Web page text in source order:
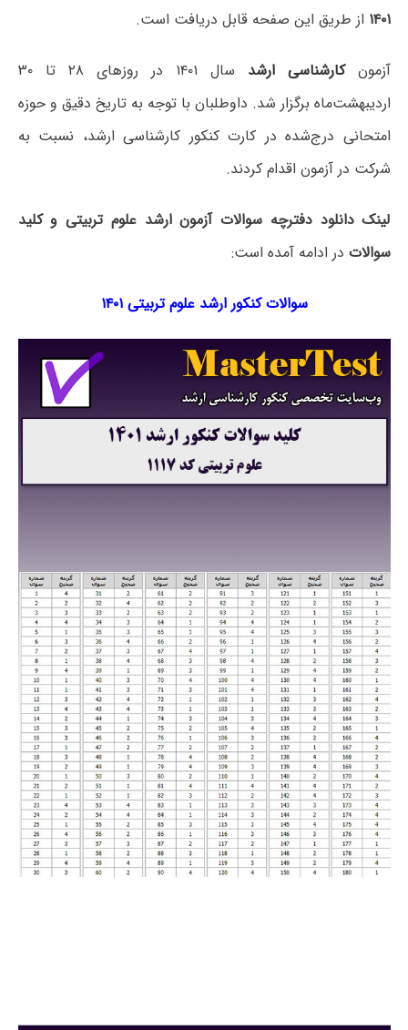
۱۴۰۱ از طریق این صفحه قابل دریافت است.
آزمونکارشناسی ارشد
سال ۱۴۰۱ در روزهای ۲۸ تا ۳۰
اردیبهشت‌ماه برگزار شد. داوطلبان با توجه به تاریخ دقیق و حوزه
امتحانی درج‌شده در کارت کنکور کارشناسی ارشد، نسبت به
شرکت در آزمون اقدام کردند.
لینک دانلود دفترچه سوالات آزمون ارشد علوم تربیتی و کلید
سوالات در ادامه آمده است:
سوالات کنکور ارشد علوم تربیتی ۱۴۰۱